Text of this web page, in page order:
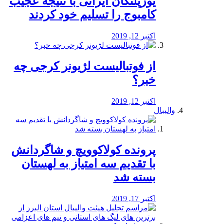
کامبوج را تسلیم خود کردند
اکتبر 12, 2019
از فوتبالیست لژیونر کرجی چه
خبر؟
اکتبر 12, 2019
والیبال
پرونده کولاکوویچ و شاگردانش
با تقدیم سه امتیاز به لهستان
بسته شد
اکتبر 17, 2019